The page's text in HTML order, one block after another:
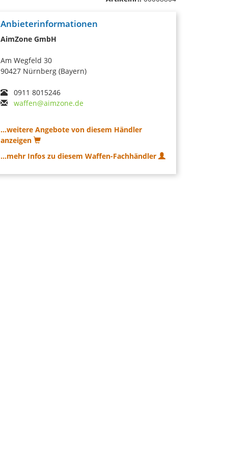
Anbieterinformationen
AimZone GmbH
Am Wegfeld 30
90427 Nürnberg (Bayern)
0911 8015246
waffen@aimzone.de
...weitere Angebote von diesem Händler
anzeigen
...mehr Infos zu diesem Waffen-Fachhändler